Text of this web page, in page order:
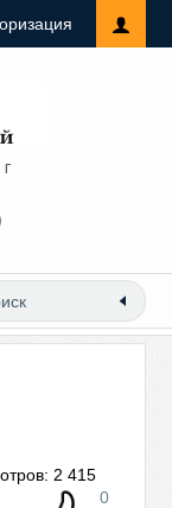
2 415
0